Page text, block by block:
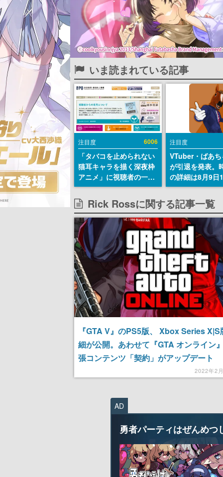
いま読まれている記事
注目度 6006
「タバコを止められない
猫耳キャラを描く深夜枠
アニメ」に視聴者の一部
から批判意見。違法薬物
の使用と思しき描写も含
めて、BPOが議論を交わ
す
注目度
VTuber・ばあ
が引退を発表。
の詳細は8月9日
の配信で説明
Rick Rossに関する記事一覧
『GTA V』のPS5版、 Xbox Series X|S
細が公開。あわせて『GTA オンライン
張コンテンツ「契約」がアップデート
2022年2
AD
勇者パーティはぜんめつ